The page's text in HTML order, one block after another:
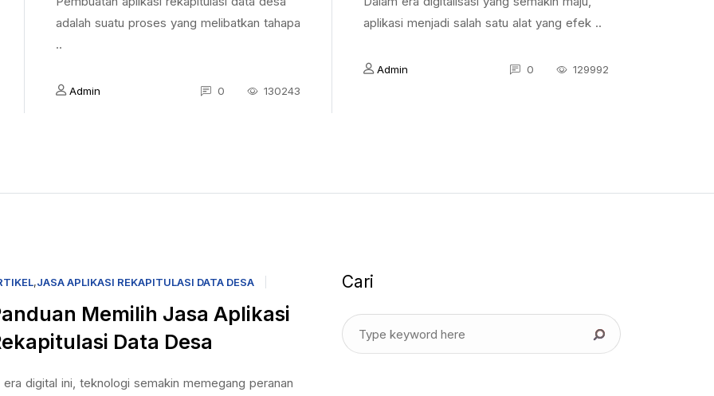
adalah suatu proses yang melibatkan tahapa
..
Admin 0 130243
aplikasi menjadi salah satu alat yang efek ..
Admin 0 129992
,JASA APLIKASI REKAPITULASI DATA DESA
Memilih Jasa Aplikasi
Data Desa
era digital ini, teknologi semakin memegang peranan
Cari